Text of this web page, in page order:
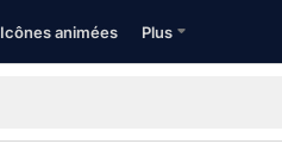
Icônes animées Plus